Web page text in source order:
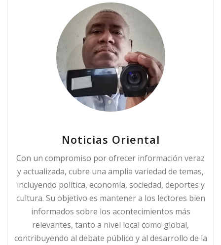
Noticias Oriental
Con un compromiso por ofrecer información veraz
y actualizada, cubre una amplia variedad de temas,
incluyendo política, economía, sociedad, deportes y
cultura. Su objetivo es mantener a los lectores bien
informados sobre los acontecimientos más
relevantes, tanto a nivel local como global,
contribuyendo al debate público y al desarrollo de la